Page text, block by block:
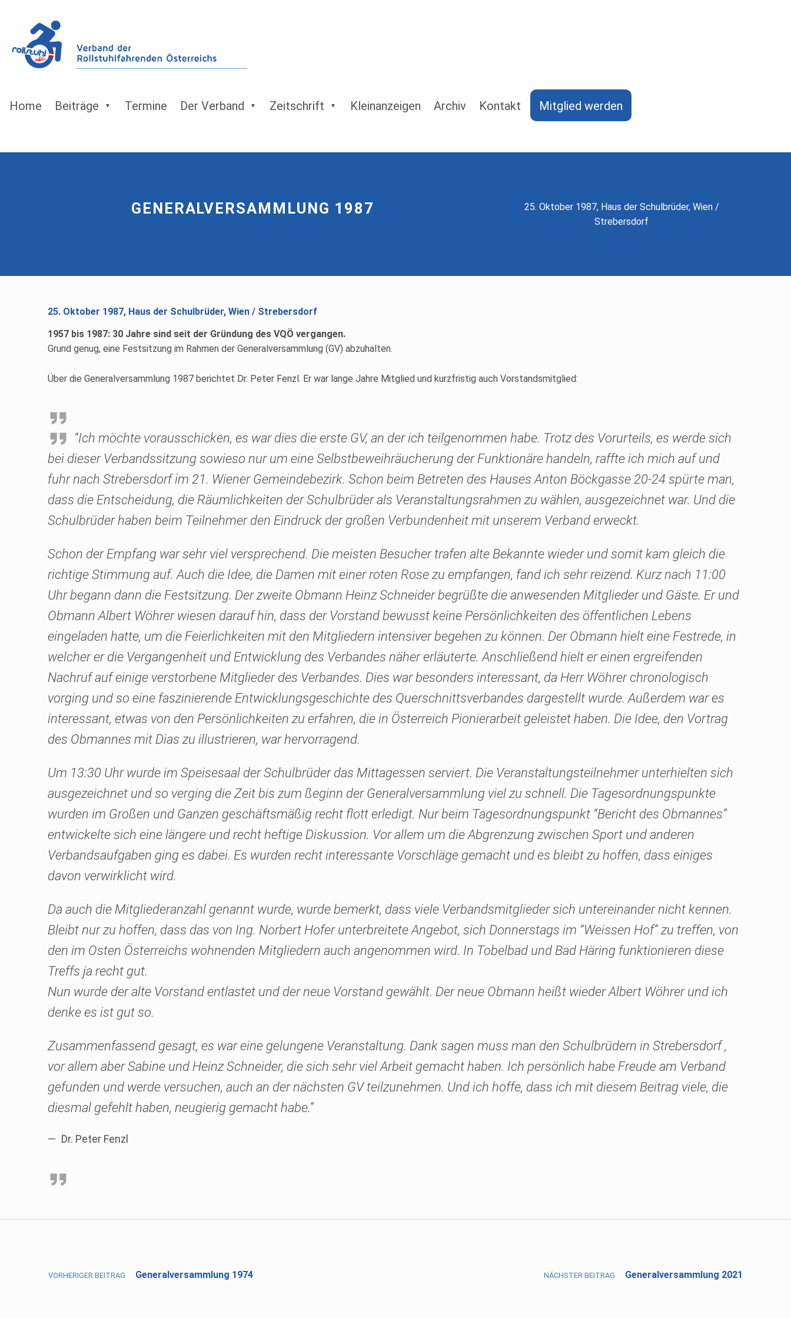
Home Beiträge Termine Der Verband Zeitschrift Kleinanzeigen Archiv Kontakt Mitglied werden
GENERALVERSAMMLUNG 1987
25. Oktober 1987, Haus der Schulbrüder, Wien /
Strebersdorf
25. Oktober 1987, Haus der Schulbrüder, Wien / Strebersdorf
1957 bis 1987: 30 Jahre sind seit der Gründung des VQÖ vergangen.
Grund genug, eine Festsitzung im Rahmen der Generalversammlung (GV) abzuhalten.
Über die Generalversammlung 1987 berichtet Dr. Peter Fenzl. Er war lange Jahre Mitglied und kurzfristig auch Vorstandsmitglied:
“Ich möchte vorausschicken, es war dies die erste GV, an der ich teilgenommen habe. Trotz des Vorurteils, es werde sich
bei dieser Verbandssitzung sowieso nur um eine Selbstbeweihräucherung der Funktionäre handeln, raffte ich mich auf und
fuhr nach Strebersdorf im 21. Wiener Gemeindebezirk. Schon beim Betreten des Hauses Anton Böckgasse 20-24 spürte man,
dass die Entscheidung, die Räumlichkeiten der Schulbrüder als Veranstaltungsrahmen zu wählen, ausgezeichnet war. Und die
Schulbrüder haben beim Teilnehmer den Eindruck der großen Verbundenheit mit unserem Verband erweckt.
Schon der Empfang war sehr viel versprechend. Die meisten Besucher trafen alte Bekannte wieder und somit kam gleich die
richtige Stimmung auf. Auch die Idee, die Damen mit einer roten Rose zu empfangen, fand ich sehr reizend. Kurz nach 11:00
Uhr begann dann die Festsitzung. Der zweite Obmann Heinz Schneider begrüßte die anwesenden Mitglieder und Gäste. Er und
Obmann Albert Wöhrer wiesen darauf hin, dass der Vorstand bewusst keine Persönlichkeiten des öffentlichen Lebens
eingeladen hatte, um die Feierlichkeiten mit den Mitgliedern intensiver begehen zu können. Der Obmann hielt eine Festrede, in
welcher er die Vergangenheit und Entwicklung des Verbandes näher erläuterte. Anschließend hielt er einen ergreifenden
Nachruf auf einige verstorbene Mitglieder des Verbandes. Dies war besonders interessant, da Herr Wöhrer chronologisch
vorging und so eine faszinierende Entwicklungsgeschichte des Querschnittsverbandes dargestellt wurde. Außerdem war es
interessant, etwas von den Persönlichkeiten zu erfahren, die in Österreich Pionierarbeit geleistet haben. Die Idee, den Vortrag
des Obmannes mit Dias zu illustrieren, war hervorragend.
Um 13:30 Uhr wurde im Speisesaal der Schulbrüder das Mittagessen serviert. Die Veranstaltungsteilnehmer unterhielten sich
ausgezeichnet und so verging die Zeit bis zum ßeginn der Generalversammlung viel zu schnell. Die Tagesordnungspunkte
wurden im Großen und Ganzen geschäftsmäßig recht flott erledigt. Nur beim Tagesordnungspunkt “Bericht des Obmannes”
entwickelte sich eine längere und recht heftige Diskussion. Vor allem um die Abgrenzung zwischen Sport und anderen
Verbandsaufgaben ging es dabei. Es wurden recht interessante Vorschläge gemacht und es bleibt zu hoffen, dass einiges
davon verwirklicht wird.
Da auch die Mitgliederanzahl genannt wurde, wurde bemerkt, dass viele Verbandsmitglieder sich untereinander nicht kennen.
Bleibt nur zu hoffen, dass das von Ing. Norbert Hofer unterbreitete Angebot, sich Donnerstags im “Weissen Hof” zu treffen, von
den im Osten Österreichs wohnenden Mitgliedern auch angenommen wird. In Tobelbad und Bad Häring funktionieren diese
Treffs ja recht gut.
Nun wurde der alte Vorstand entlastet und der neue Vorstand gewählt. Der neue Obmann heißt wieder Albert Wöhrer und ich
denke es ist gut so.
Zusammenfassend gesagt, es war eine gelungene Veranstaltung. Dank sagen muss man den Schulbrüdern in Strebersdorf ,
vor allem aber Sabine und Heinz Schneider, die sich sehr viel Arbeit gemacht haben. Ich persönlich habe Freude am Verband
gefunden und werde versuchen, auch an der nächsten GV teilzunehmen. Und ich hoffe, dass ich mit diesem Beitrag viele, die
diesmal gefehlt haben, neugierig gemacht habe.”
Dr. Peter Fenzl
Beitragsnavigation
VORHERIGER BEITRAG Generalversammlung 1974 NÄCHSTER BEITRAG Generalversammlung 2021